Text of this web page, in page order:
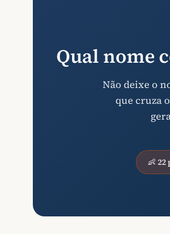
Qual nome
Não deixe o
que cruza
👶 22